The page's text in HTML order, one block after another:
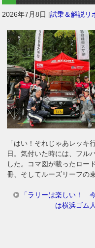
2026年7月8日 [試乗＆解説リ
「はい！それじゃあレッキ
日。気付いた時には、フル
した。コマ図が載ったロー
冊、そしてルーズリーフの
「ラリーは楽しい！
は横浜ゴム